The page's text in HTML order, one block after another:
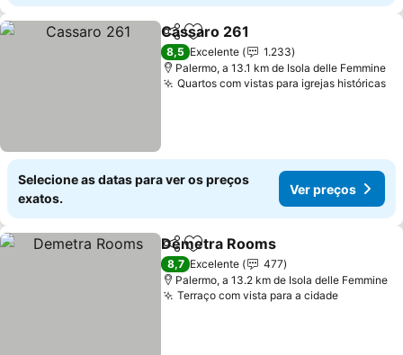
PartilharAdicionar aos favoritos
Cassaro 261
8,5 Excelente
1.233
Palermo, a 13.1 km de Isola delle Femmine
Quartos com vistas para igrejas históricas
Selecione as datas para ver os preços
exatos.
Ver preços
PartilharAdicionar aos favoritos
Demetra Rooms
8,7 Excelente
477
Palermo, a 13.2 km de Isola delle Femmine
Terraço com vista para a cidade